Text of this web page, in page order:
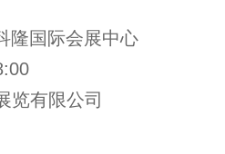
隆国际会展中心
览有限公司